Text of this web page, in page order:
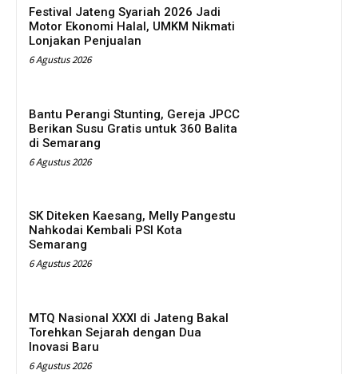
Festival Jateng Syariah 2026 Jadi
Motor Ekonomi Halal, UMKM Nikmati
Lonjakan Penjualan
6 Agustus 2026
Bantu Perangi Stunting, Gereja JPCC
Berikan Susu Gratis untuk 360 Balita
di Semarang
6 Agustus 2026
SK Diteken Kaesang, Melly Pangestu
Nahkodai Kembali PSI Kota
Semarang
6 Agustus 2026
MTQ Nasional XXXI di Jateng Bakal
Torehkan Sejarah dengan Dua
Inovasi Baru
6 Agustus 2026